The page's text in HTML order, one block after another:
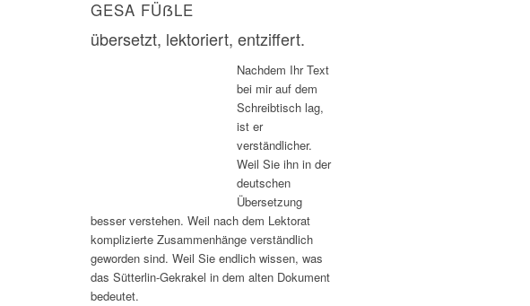
GESA FÜẞLE
übersetzt, lektoriert, entziffert.
Nachdem Ihr Text
bei mir auf dem
Schreibtisch lag,
ist er
verständlicher.
Weil Sie ihn in der
deutschen
Übersetzung
besser verstehen. Weil nach dem Lektorat
komplizierte Zusammenhänge verständlich
geworden sind. Weil Sie endlich wissen, was
das Sütterlin-Gekrakel in dem alten Dokument
bedeutet.